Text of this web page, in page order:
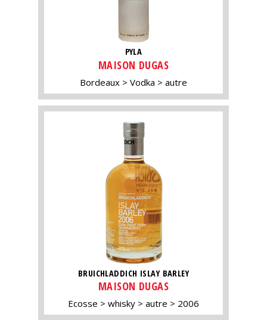
PYLA
MAISON DUGAS
Bordeaux Vodka autre
BRUICHLADDICH ISLAY BARLEY
MAISON DUGAS
Ecosse whisky autre 2006